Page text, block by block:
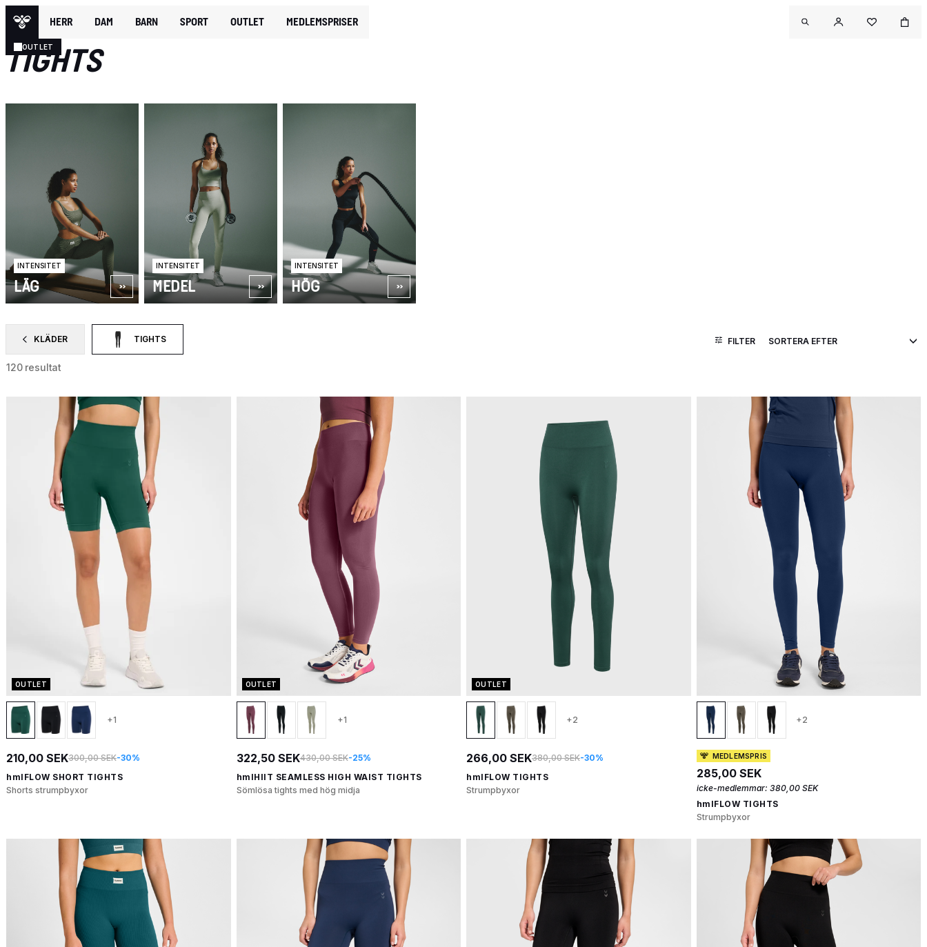
HERR DAM BARN SPORT OUTLET MEDLEMSPRISER
OUTLET
TIGHTS
INTENSITET
LÄG
INTENSITET
MEDEL
INTENSITET
HÖG
KLÄDER
SORTERA EFTER CATEGORY: KLÄDER
TIGHTS
VALD FÖR NÄRVARANDE SORTERAS DET EFTER CATEGORY: TIGHTS FILTER
120 resultat
OUTLET
+1
210,00 SEK300,00 SEK-30%
hmlFLOW SHORT TIGHTS
Shorts strumpbyxor
OUTLET
+1
322,50 SEK430,00 SEK-25%
hmlHIIT SEAMLESS HIGH WAIST TIGHTS
Sömlösa tights med hög midja
OUTLET
+2
266,00 SEK380,00 SEK-30%
hmlFLOW TIGHTS
Strumpbyxor
+2
MEDLEMSPRIS
285,00 SEK
icke-medlemmar: 380,00 SEK
hmlFLOW TIGHTS
Strumpbyxor